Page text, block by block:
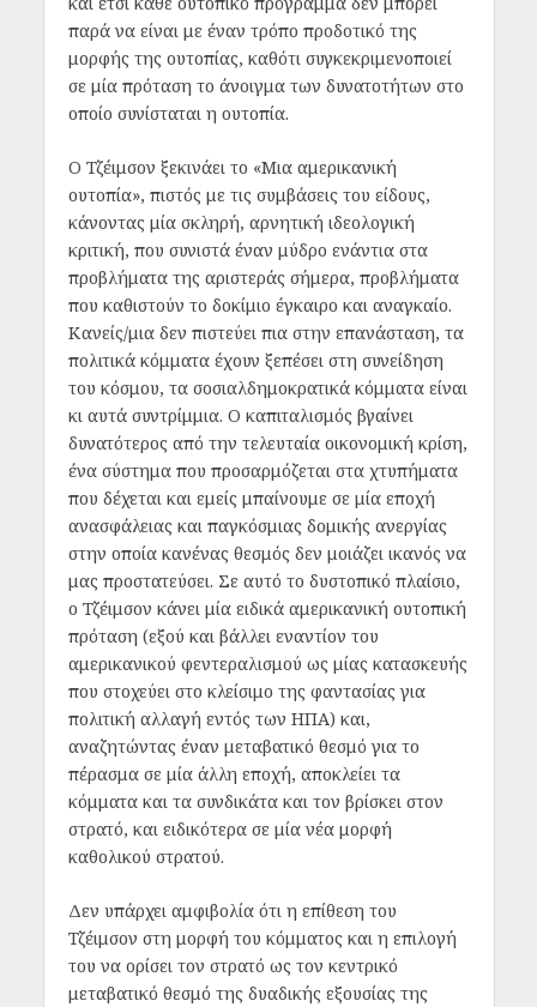
παρά να είναι με έναν τρόπο προδοτικό της
μορφής της ουτοπίας, καθότι συγκεκριμενοποιεί
σε μία πρόταση το άνοιγμα των δυνατοτήτων στο
οποίο συνίσταται η ουτοπία.
Ο Τζέιμσον ξεκινάει το «Μια αμερικανική
ουτοπία», πιστός με τις συμβάσεις του είδους,
κάνοντας μία σκληρή, αρνητική ιδεολογική
κριτική, που συνιστά έναν μύδρο ενάντια στα
προβλήματα της αριστεράς σήμερα, προβλήματα
που καθιστούν το δοκίμιο έγκαιρο και αναγκαίο.
Κανείς/μια δεν πιστεύει πια στην επανάσταση, τα
πολιτικά κόμματα έχουν ξεπέσει στη συνείδηση
του κόσμου, τα σοσιαλδημοκρατικά κόμματα είναι
κι αυτά συντρίμμια. Ο καπιταλισμός βγαίνει
δυνατότερος από την τελευταία οικονομική κρίση,
ένα σύστημα που προσαρμόζεται στα χτυπήματα
που δέχεται και εμείς μπαίνουμε σε μία εποχή
ανασφάλειας και παγκόσμιας δομικής ανεργίας
στην οποία κανένας θεσμός δεν μοιάζει ικανός να
μας προστατεύσει. Σε αυτό το δυστοπικό πλαίσιο,
ο Τζέιμσον κάνει μία ειδικά αμερικανική ουτοπική
πρόταση (εξού και βάλλει εναντίον του
αμερικανικού φεντεραλισμού ως μίας κατασκευής
που στοχεύει στο κλείσιμο της φαντασίας για
πολιτική αλλαγή εντός των ΗΠΑ) και,
αναζητώντας έναν μεταβατικό θεσμό για το
πέρασμα σε μία άλλη εποχή, αποκλείει τα
κόμματα και τα συνδικάτα και τον βρίσκει στον
στρατό, και ειδικότερα σε μία νέα μορφή
καθολικού στρατού.
Δεν υπάρχει αμφιβολία ότι η επίθεση του
Τζέιμσον στη μορφή του κόμματος και η επιλογή
του να ορίσει τον στρατό ως τον κεντρικό
μεταβατικό θεσμό της δυαδικής εξουσίας της